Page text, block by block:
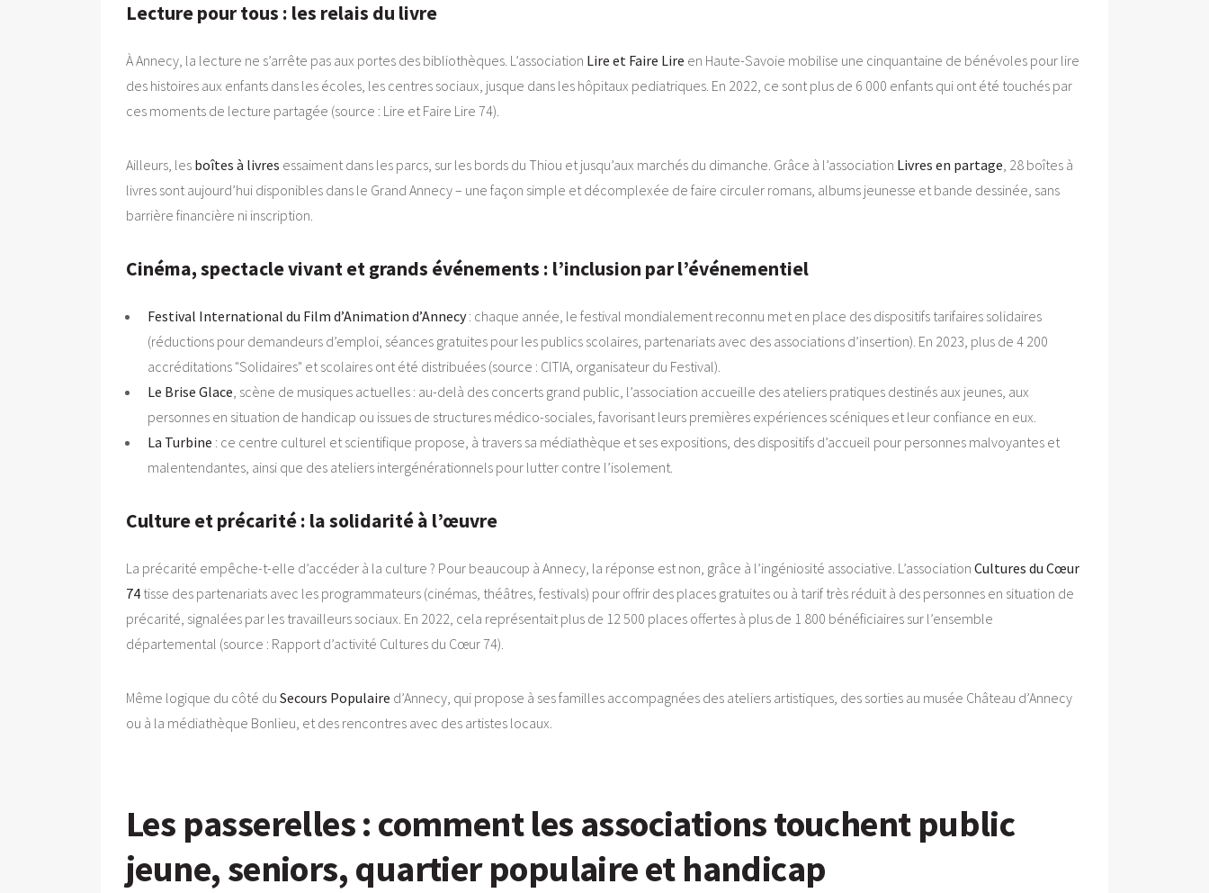
Lecture pour tous : les relais du livre
À Annecy, la lecture ne s’arrête pas aux portes des bibliothèques. L’association Lire et Faire Lire en Haute-Savoie mobilise une cinquantaine de bénévoles pour lire
des histoires aux enfants dans les écoles, les centres sociaux, jusque dans les hôpitaux pediatriques. En 2022, ce sont plus de 6 000 enfants qui ont été touchés par
ces moments de lecture partagée (source : Lire et Faire Lire 74).
Ailleurs, les boîtes à livres essaiment dans les parcs, sur les bords du Thiou et jusqu’aux marchés du dimanche. Grâce à l’association Livres en partage, 28 boîtes à
livres sont aujourd’hui disponibles dans le Grand Annecy – une façon simple et décomplexée de faire circuler romans, albums jeunesse et bande dessinée, sans
barrière financière ni inscription.
Cinéma, spectacle vivant et grands événements : l’inclusion par l’événementiel
Festival International du Film d’Animation d’Annecy: chaque année, le festival mondialement reconnu met en place des dispositifs tarifaires solidaires
(réductions pour demandeurs d’emploi, séances gratuites pour les publics scolaires, partenariats avec des associations d’insertion). En 2023, plus de 4 200
accréditations "Solidaires" et scolaires ont été distribuées (source : CITIA, organisateur du Festival).
Le Brise Glace, scène de musiques actuelles : au-delà des concerts grand public, l’association accueille des ateliers pratiques destinés aux jeunes, aux
personnes en situation de handicap ou issues de structures médico-sociales, favorisant leurs premières expériences scéniques et leur confiance en eux.
La Turbine : ce centre culturel et scientifique propose, à travers sa médiathèque et ses expositions, des dispositifs d’accueil pour personnes malvoyantes et
malentendantes, ainsi que des ateliers intergénérationnels pour lutter contre l’isolement.
Culture et précarité : la solidarité à l’œuvre
La précarité empêche-t-elle d’accéder à la culture ? Pour beaucoup à Annecy, la réponse est non, grâce à l’ingéniosité associative. L’association Cultures du Cœur
74 tisse des partenariats avec les programmateurs (cinémas, théâtres, festivals) pour offrir des places gratuites ou à tarif très réduit à des personnes en situation de
précarité, signalées par les travailleurs sociaux. En 2022, cela représentait plus de 12 500 places offertes à plus de 1 800 bénéficiaires sur l’ensemble
départemental (source : Rapport d’activité Cultures du Cœur 74).
Même logique du côté du Secours Populaire d’Annecy, qui propose à ses familles accompagnées des ateliers artistiques, des sorties au musée Château d’Annecy
ou à la médiathèque Bonlieu, et des rencontres avec des artistes locaux.
Les passerelles : comment les associations touchent public
jeune, seniors, quartier populaire et handicap